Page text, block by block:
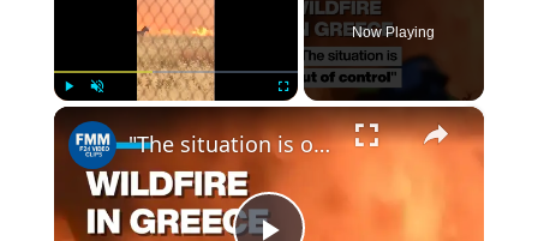
Now Playing
×
"The situation is out of control": Greek firefighters battle wildfire for fourth day